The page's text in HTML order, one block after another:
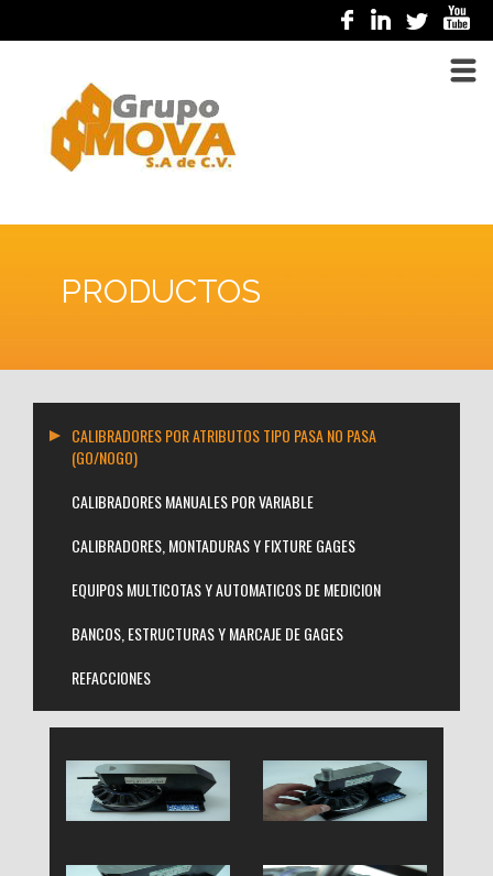
PRODUCTOS
CALIBRADORES POR ATRIBUTOS TIPO PASA NO PASA
(GO/NOGO)
CALIBRADORES MANUALES POR VARIABLE
CALIBRADORES, MONTADURAS Y FIXTURE GAGES
EQUIPOS MULTICOTAS Y AUTOMATICOS DE MEDICION
BANCOS, ESTRUCTURAS Y MARCAJE DE GAGES
REFACCIONES